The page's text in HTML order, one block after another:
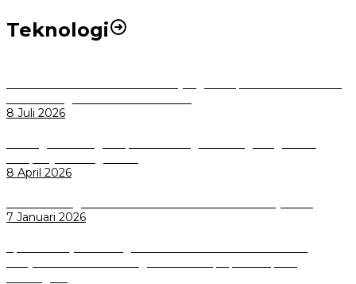
Teknologi
8 Juli 2026
8 April 2026
7 Januari 2026